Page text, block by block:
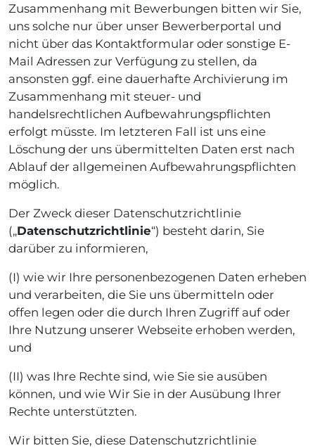
Zusammenhang mit Bewerbungen bitten wir Sie,
uns solche nur über unser Bewerberportal und
nicht über das Kontaktformular oder sonstige E-
Mail Adressen zur Verfügung zu stellen, da
ansonsten ggf. eine dauerhafte Archivierung im
Zusammenhang mit steuer- und
handelsrechtlichen Aufbewahrungspflichten
erfolgt müsste. Im letzteren Fall ist uns eine
Löschung der uns übermittelten Daten erst nach
Ablauf der allgemeinen Aufbewahrungspflichten
möglich.
Der Zweck dieser Datenschutzrichtlinie
(„Datenschutzrichtlinie“) besteht darin, Sie
darüber zu informieren,
(I) wie wir Ihre personenbezogenen Daten erheben
und verarbeiten, die Sie uns übermitteln oder
offen legen oder die durch Ihren Zugriff auf oder
Ihre Nutzung unserer Webseite erhoben werden,
und
(II) was Ihre Rechte sind, wie Sie sie ausüben
können, und wie Wir Sie in der Ausübung Ihrer
Rechte unterstützten.
Wir bitten Sie, diese Datenschutzrichtlinie